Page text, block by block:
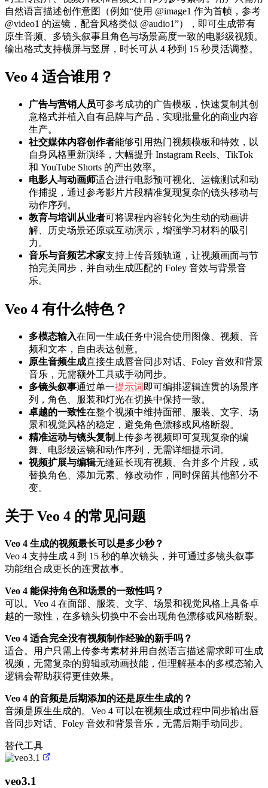
自然语言描述创作意图（例如“使用 @image1 作为首帧，参考
@video1 的运镜，配音风格类似 @audio1”），即可生成带有
原生音频、多镜头叙事且角色与场景高度一致的电影级视频。
输出格式支持横屏与竖屏，时长可从 4 秒到 15 秒灵活调整。
Veo 4 适合谁用？
广告与营销人员可参考成功的广告模板，快速复制其创
意格式并植入自有品牌与产品，实现批量化的商业内容
生产。
社交媒体内容创作者能够引用热门视频模板和特效，以
自身风格重新演绎，大幅提升 Instagram Reels、TikTok
和 YouTube Shorts 的产出效率。
电影人与动画师适合进行电影预可视化、运镜测试和动
作捕捉，通过参考影片片段精准复现复杂的镜头移动与
动作序列。
教育与培训从业者可将课程内容转化为生动的动画讲
解、历史场景还原或互动演示，增强学习材料的吸引
力。
音乐与音频艺术家支持上传音频轨道，让视频画面与节
拍完美同步，并自动生成匹配的 Foley 音效与背景音
乐。
Veo 4 有什么特色？
多模态输入在同一生成任务中混合使用图像、视频、音
频和文本，自由表达创意。
原生音频生成直接生成唇音同步对话、Foley 音效和背景
音乐，无需额外工具或手动同步。
多镜头叙事通过单一提示词 即可编排逻辑连贯的场景序
列，角色、服装和灯光在切换中保持一致。
卓越的一致性在整个视频中维持面部、服装、文字、场
景和视觉风格的稳定，避免角色漂移或风格断裂。
精准运动与镜头复制
上传参考视频即可复现复杂的编
舞、电影级运镜和动作序列，无需详细提示词。
视频扩展与编辑无缝延长现有视频、合并多个片段，或
替换角色、添加元素、修改动作，同时保留其他部分不
变。
关于 Veo 4 的常见问题
Veo 4 生成的视频最长可以是多少秒？
Veo 4 支持生成 4 到 15 秒的单次镜头，并可通过多镜头叙事
功能组合成更长的连贯故事。
Veo 4 能保持角色和场景的一致性吗？
可以。Veo 4 在面部、服装、文字、场景和视觉风格上具备卓
越的一致性，在多镜头切换中不会出现角色漂移或风格断裂。
Veo 4 适合完全没有视频制作经验的新手吗？
适合。用户只需上传参考素材并用自然语言描述需求即可生成
视频，无需复杂的剪辑或动画技能，但理解基本的多模态输入
逻辑会帮助获得更佳效果。
Veo 4 的音频是后期添加的还是原生生成的？
音频是原生生成的。Veo 4 可以在视频生成过程中同步输出唇
音同步对话、Foley 音效和背景音乐，无需后期手动同步。
替代工具
veo3.1